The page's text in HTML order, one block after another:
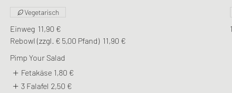
Einweg 11,90 €
Rebowl (zzgl. € 5,00 Pfand) 11,90 €
Vegetarisch
Pimp Your Salad
Fetakäse 1,80 €
3 Falafel 2,50 €